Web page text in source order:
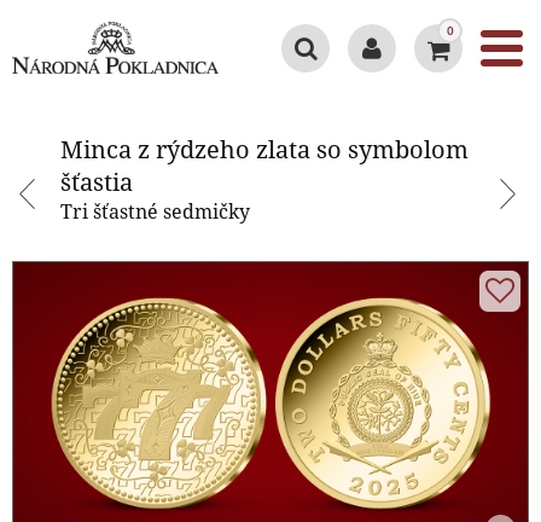
0
Minca z rýdzeho zlata so symbolom
šťastia
Tri šťastné sedmičky
Minca z rýdzeho zlata so